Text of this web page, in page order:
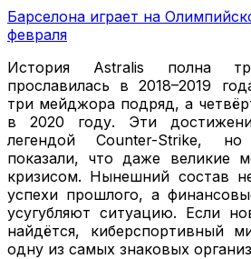
Барселона играет на
февраля
История Astralis полна
прославилась в 2018–2019
три мейджора подряд, а
в 2020 году. Эти
легендой Counter-Strike,
показали, что даже великие
кризисом. Нынешний состав
успехи прошлого, а
усугубляют ситуацию. Если
найдётся, киберспортивный
одну из самых знаковых